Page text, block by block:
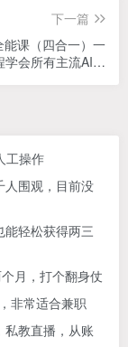
下一篇
能课（四合一）一
学会所有主流AI工
工操作
人围观，目前没
轻松获得两三
月，打个翻身仗
非常适合兼职
教直播，从账